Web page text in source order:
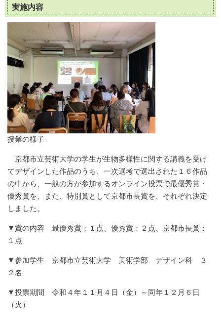
実施内容
京都市立芸術大学の学生が生物多様性に関する講義を受け
てデザインした作品のうち、一次選考で選出された１６作品
の中から、一般の方が参加するオンライン投票で最優秀賞・
優秀賞を、また、特別賞として京都市長賞を、それぞれ決定
しました。
▼賞の内容 最優秀賞：１点、優秀賞：２点、京都市長賞：
１点
▼参加学生 京都市立芸術大学 美術学部 デザイン科 ３
２名
▼投票期間 令和４年１１月４日（金）～同年１２月６日
（火）
授業の様子